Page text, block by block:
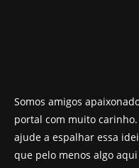
Somos amigos
portal com muito carinho.
ajude a espalhar essa
que pelo menos algo